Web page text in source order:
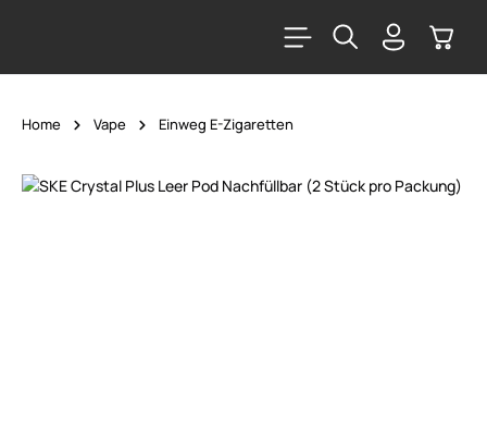
Home Vape Einweg E-Zigaretten
Bildergalerie überspringen